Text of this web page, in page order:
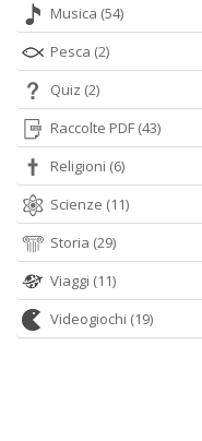
Musica (54)
Pesca (2)
Quiz (2)
Raccolte PDF (43)
Religioni (6)
Scienze (11)
Storia (29)
Viaggi (11)
Videogiochi (19)